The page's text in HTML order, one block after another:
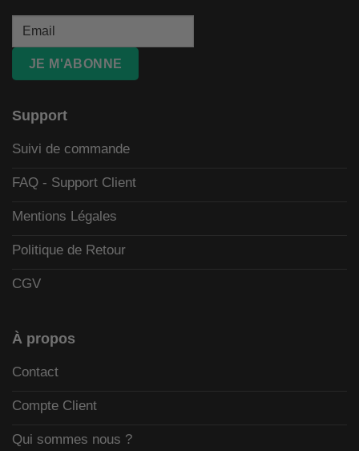
JE M'ABONNE
Support
Suivi de commande
FAQ - Support Client
Mentions Légales
Politique de Retour
CGV
À propos
Contact
Compte Client
Qui sommes nous ?